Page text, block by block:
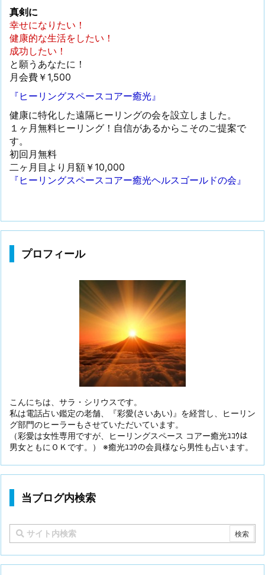
真剣に
幸せになりたい！
健康的な生活をしたい！
成功したい！
と願うあなたに！
月会費￥1,500
『ヒーリングスペースコアー癒光』
健康に特化した遠隔ヒーリングの会を設立しました。
１ヶ月無料ヒーリング！自信があるからこそのご提案で
す。
初回月無料
二ヶ月目より月額￥10,000
『ヒーリングスペースコアー癒光ヘルスゴールドの会』
プロフィール
こんにちは、サラ・シリウスです。
私は電話占い鑑定の老舗、『彩愛(さいあい)』を経営し、ヒーリン
グ部門のヒーラーもさせていただいています。
（彩愛は女性専用ですが、ヒーリングスペース コアー癒光ﾕｺｳは
男女ともにＯＫです。） ※癒光ﾕｺｳの会員様なら男性も占います。
当ブログ内検索